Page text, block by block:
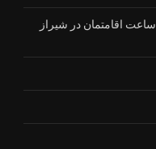
چگونه به بهترین شکل ممکن از 48 ساعت اقامتمان در شیراز